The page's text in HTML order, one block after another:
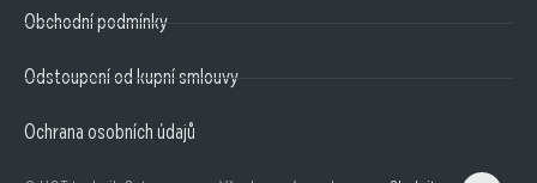
Obchodní podmínky
Odstoupení od kupní smlouvy
Ochrana osobních údajů